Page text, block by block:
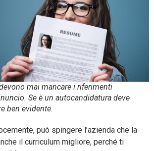
mai mancare i riferimenti
Se è un autocandidatura deve
ben evidente.
può spingere l’azienda che la
il curriculum migliore, perché ti